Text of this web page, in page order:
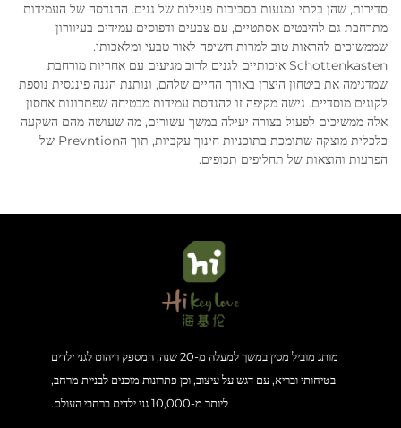
סדירות, שהן בלתי נמנעות בסביבות פעילות של גנים. ההנדסה של העמידות
מתרחבת גם להיבטים אסתטיים, עם צבעים ודפוסים עמידים בעיוורון
שממשיכים להראות טוב למרות חשיפה לאור טבעי ומלאכותי.
Schottenkasten איכותיים לגנים לרוב מגיעים עם אחריות מורחבת
שמדגימה את ביטחון היצרן באורך החיים שלהם, ונותנת הגנה פיננסית נוספת
לקונים מוסדיים. גישה מקיפה זו להנדסת עמידות מבטיחה שפתרונות אחסון
אלה ממשיכים לפעול בצורה יעילה במשך עשורים, מה שעושה מהם השקעה
כלכלית מוצקה שתומכת בתוכניות חינוך עקביות, תוך הPrevntion של
הפרעות והוצאות של תחליפים תכופים.
מותג מוביל מסין במשך למעלה מ-20 שנה, המספק ריהוט לגני ילדים
בטיחותי ובריא, עם דגש על עיצוב, וכן פתרונות מוכנים לבניית מרחב,
ליותר מ-10,000 גני ילדים ברחבי העולם.